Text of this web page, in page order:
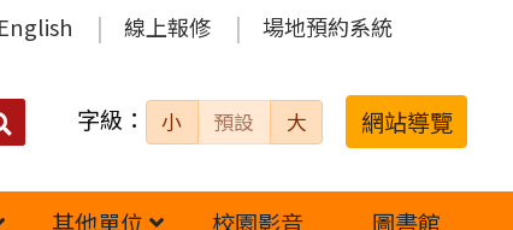
English 線上報修 場地預約系統
搜
字級： 小 預設 大 網站導覽
其他單位 校園影音
圖書館